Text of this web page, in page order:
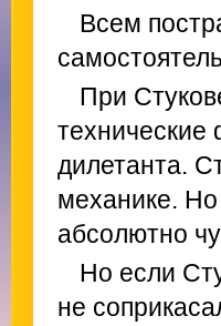
Всем
При
дилетанта.
механике. Но
абсолютно
Но если
не